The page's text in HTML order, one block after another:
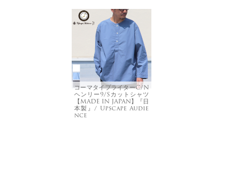
コーマタイプライターC/N
ヘンリー9/Sカットシャツ
【MADE IN JAPAN】『日
本製』/ Upscape Audie
nce